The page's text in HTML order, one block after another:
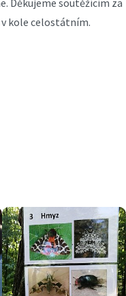
Děkujeme soutěžícím za
kole celostátním.